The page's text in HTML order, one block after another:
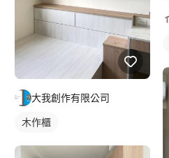
大我創作有限公司
木作櫃